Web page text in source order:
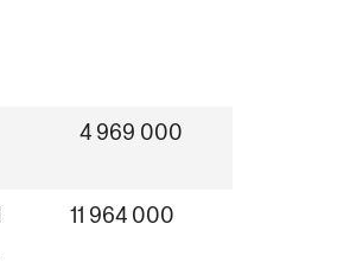
4 969 000
11 964 000